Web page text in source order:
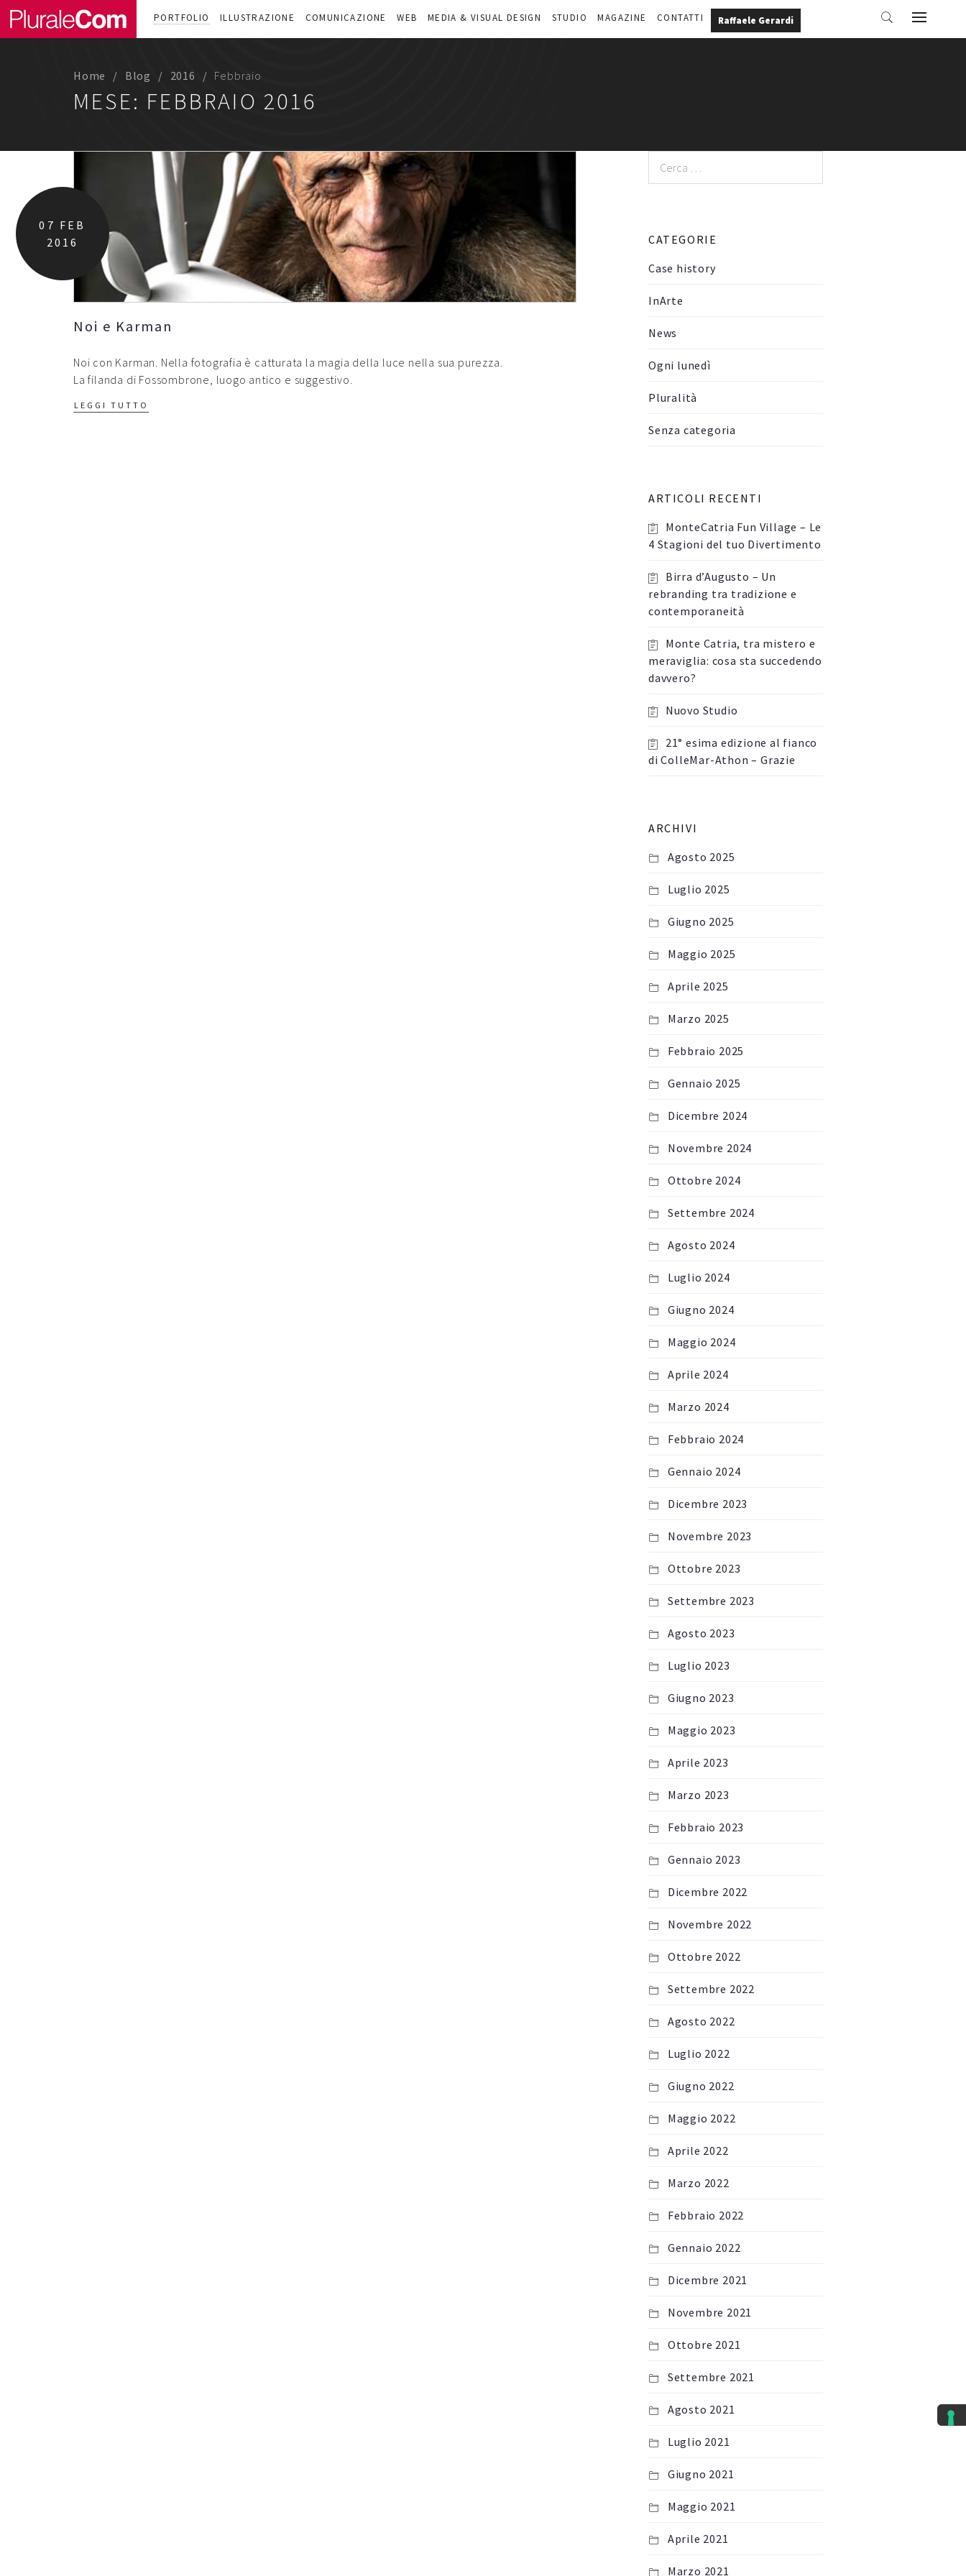
PORTFOLIO ILLUSTRAZIONE COMUNICAZIONE WEB MEDIA & VISUAL DESIGN STUDIO MAGAZINE CONTATTI Raffaele Gerardi
Home Blog 2016 Febbraio
MESE: FEBBRAIO 2016
07 FEB
2016
Noi e Karman
Noi con Karman. Nella fotografia è catturata la magia della luce nella sua purezza.
La filanda di Fossombrone, luogo antico e suggestivo.
LEGGI TUTTO
per:
CATEGORIE
Case history
InArte
News
Ogni lunedì
Pluralità
Senza categoria
ARTICOLI RECENTI
MonteCatria Fun Village – Le
4 Stagioni del tuo Divertimento
Birra d’Augusto – Un
rebranding tra tradizione e
contemporaneità
Monte Catria, tra mistero e
meraviglia: cosa sta succedendo
davvero?
Nuovo Studio
21° esima edizione al fianco
di ColleMar-Athon – Grazie
ARCHIVI
Agosto 2025
Luglio 2025
Giugno 2025
Maggio 2025
Aprile 2025
Marzo 2025
Febbraio 2025
Gennaio 2025
Dicembre 2024
Novembre 2024
Ottobre 2024
Settembre 2024
Agosto 2024
Luglio 2024
Giugno 2024
Maggio 2024
Aprile 2024
Marzo 2024
Febbraio 2024
Gennaio 2024
Dicembre 2023
Novembre 2023
Ottobre 2023
Settembre 2023
Agosto 2023
Luglio 2023
Giugno 2023
Maggio 2023
Aprile 2023
Marzo 2023
Febbraio 2023
Gennaio 2023
Dicembre 2022
Novembre 2022
Ottobre 2022
Settembre 2022
Agosto 2022
Luglio 2022
Giugno 2022
Maggio 2022
Aprile 2022
Marzo 2022
Febbraio 2022
Gennaio 2022
Dicembre 2021
Novembre 2021
Ottobre 2021
Settembre 2021
Agosto 2021
Luglio 2021
Giugno 2021
Maggio 2021
Aprile 2021
Marzo 2021